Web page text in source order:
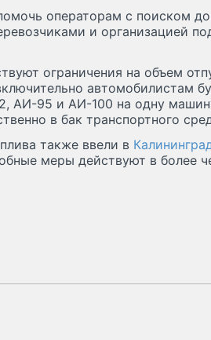
операторам с поиском
и организацией
ограничения на объем
автомобилистам
АИ-95 и АИ-100 на одну
в бак транспортного
также ввели в
меры действуют в более